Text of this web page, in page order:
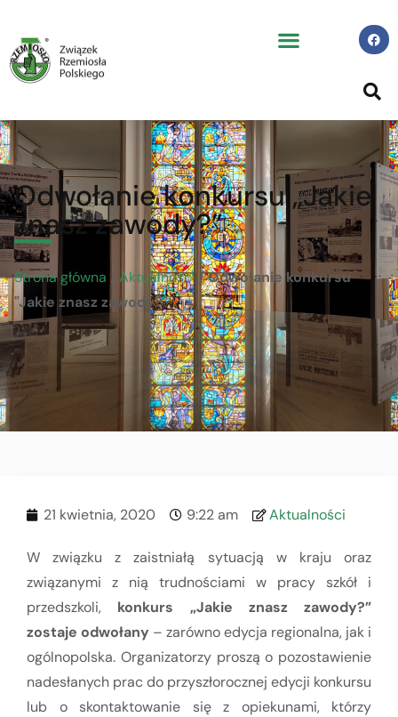
Odwołanie konkursu „Jakie
znasz zawody?”
Strona główna / Aktualności/Odwołanie konkursu
"Jakie znasz zawody?"
21 kwietnia, 2020 9:22 am Aktualności
W związku z zaistniałą sytuacją w kraju oraz
związanymi z nią trudnościami w pracy szkół i
przedszkoli, konkurs „Jakie znasz zawody?”
zostaje odwołany – zarówno edycja regionalna, jak i
ogólnopolska. Organizatorzy proszą o pozostawienie
nadesłanych prac do przyszłorocznej edycji konkursu
lub o skontaktowanie się z opiekunami, którzy